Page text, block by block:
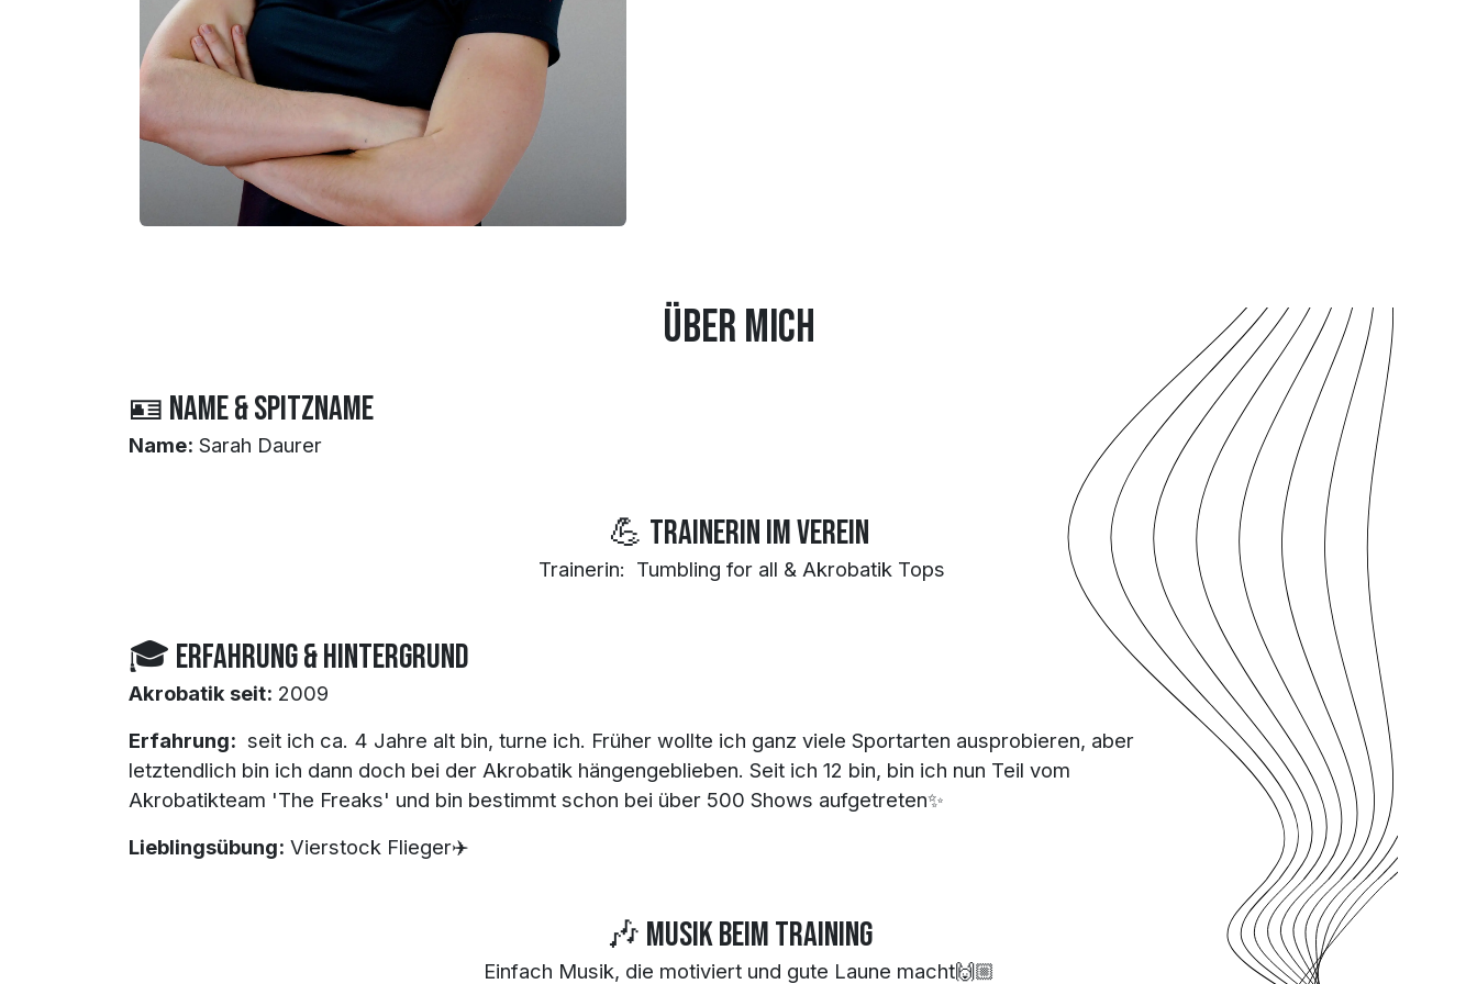
Über mich
🪪 Name & Spitzname
Name: Sarah Daurer
💪 TrainerIn im Verein
Trainerin: Tumbling for all & Akrobatik Tops
🎓 Erfahrung & Hintergrund
Akrobatik seit: 2009
Erfahrung: seit ich ca. 4 Jahre alt bin, turne ich. Früher wollte ich ganz viele Sportarten ausprobieren, aber
letztendlich bin ich dann ​doch bei der Akrobatik hängengeblieben. Seit ich 12 bin, bin ich nun Teil vom
​Akrobatikteam 'The Freaks' und bin bestimmt ​schon bei über 500 Shows aufgetreten✨
Lieblingsübung: Vierstock Flieger✈️
🎶 Musik beim Training
Einfach Musik, die motiviert und gute Laune macht🙌🏼